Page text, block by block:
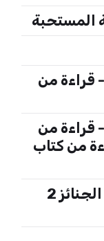
المستحبة
قراءة من
قراءة من
من كتاب
( كتاب الصلاة ) باب في أحكام الجنائز 2